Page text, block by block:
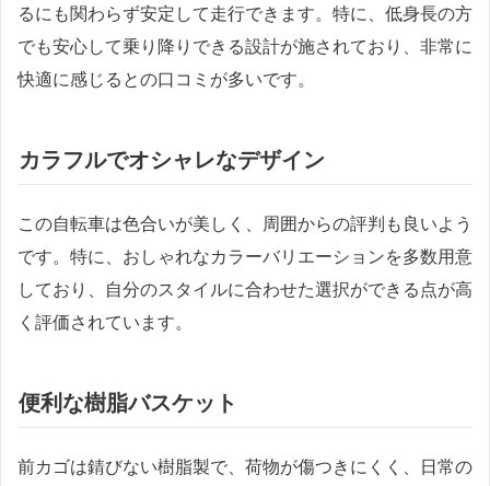
るにも関わらず安定して走行できます。特に、低身長の方
でも安心して乗り降りできる設計が施されており、非常に
快適に感じるとの口コミが多いです。
カラフルでオシャレなデザイン
この自転車は色合いが美しく、周囲からの評判も良いよう
です。特に、おしゃれなカラーバリエーションを多数用意
しており、自分のスタイルに合わせた選択ができる点が高
く評価されています。
便利な樹脂バスケット
前カゴは錆びない樹脂製で、荷物が傷つきにくく、日常の